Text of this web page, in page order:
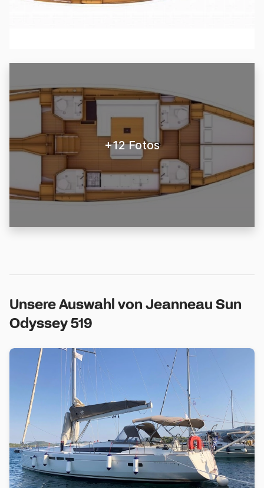
+12 Fotos
Unsere Auswahl von Jeanneau Sun
Odyssey 519